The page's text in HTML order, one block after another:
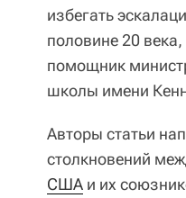
избегать
половине 20
помощник
школы имени
Авторы статьи
столкновений
США и их